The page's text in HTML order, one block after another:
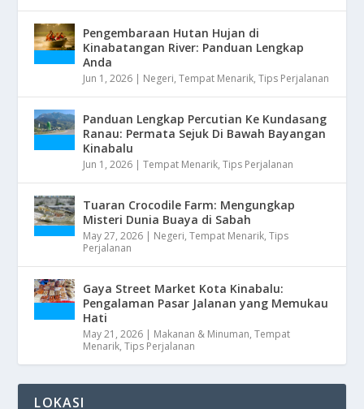
Pengembaraan Hutan Hujan di
Kinabatangan River: Panduan Lengkap
Anda
Jun 1, 2026 | Negeri,Tempat Menarik,Tips Perjalanan
Panduan Lengkap Percutian Ke Kundasang
Ranau: Permata Sejuk Di Bawah Bayangan
Kinabalu
Jun 1, 2026 |Tempat Menarik,Tips Perjalanan
Tuaran Crocodile Farm: Mengungkap
Misteri Dunia Buaya di Sabah
May 27, 2026 | Negeri,Tempat Menarik,Tips
Perjalanan
Gaya Street Market Kota Kinabalu:
Pengalaman Pasar Jalanan yang Memukau
Hati
May 21, 2026 | Makanan & Minuman,Tempat
Menarik,Tips Perjalanan
LOKASI